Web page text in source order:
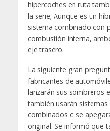
hipercoches en ruta
la serie; Aunque es un
sistema combinado con
combustión interna,
eje trasero.
La siguiente gran
fabricantes de
lanzarán sus sombreros
también usarán
combinados o se
original. Se informó que